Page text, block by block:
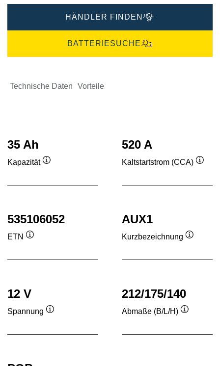
HÄNDLER FINDEN
BATTERIESUCHE
Technische Daten Vorteile
35 Ah
Kapazität
520 A
Kaltstartstrom (CCA)
535106052
ETN
AUX1
Kurzbezeichnung
12 V
Spannung
212/175/140
Abmaße (B/L/H)